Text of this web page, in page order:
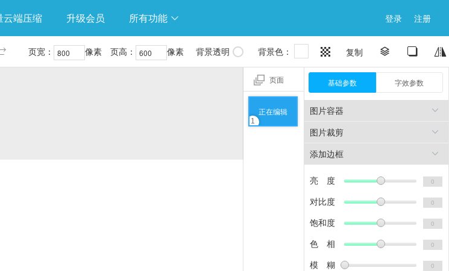
云端压缩 升级会员 所有功能  登录 注册
页宽： 像素 页高： 像素 背景透明 背景色：  复制   
页面
正在编辑
1
基础参数 字效参数
图片容器 
图片裁剪 
添加边框 
亮 度
对比度
饱和度
色 相
模 糊